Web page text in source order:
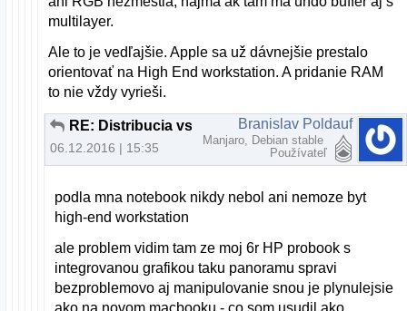
multilayer.
Ale to je vedľajšie. Apple sa už dávnejšie prestalo
orientovať na High End workstation. A pridanie RAM
to nie vždy vyrieši.
RE: Distribucia vs pouzitie
06.12.2016 | 15:35
Branislav Poldauf
Manjaro, Debian stable
Používateľ
podla mna notebook nikdy nebol ani nemoze byt
high-end workstation
ale problem vidim tam ze moj 6r HP probook s
integrovanou grafikou taku panoramu spravi
bezproblemovo aj manipulovanie snou je plynulejsie
ako na novom macbooku - co som usudil ako